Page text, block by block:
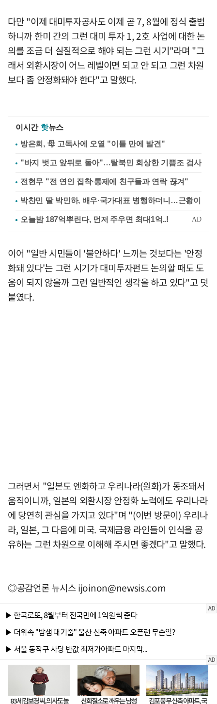
다만 "이제 대미투자공사도 이제 곧 7, 8월에 정식 출범
하니까 한미 간의 그런 대미 투자 1, 2호 사업에 대한 논
의를 조금 더 실질적으로 해야 되는 그런 시기"라며 "그
래서 외환시장이 어느 레벨이면 되고 안 되고 그런 차원
보다 좀 안정화돼야 한다"고 말했다.
이시간 핫뉴스
방은희, 母 고독사에 오열 "이틀 만에 발견"
"바지 벗고 앞뒤로 돌아"…탈북민 회상한 기쁨조 검사
전현무 "전 연인 집착·통제에 친구들과 연락 끊겨"
박찬민 딸 박민하, 배우·국가대표 병행하더니…근황이
이어 "일반 시민들이 '불안하다' 느끼는 것보다는 '안정
화돼 있다'는 그런 시기가 대미투자펀드 논의할 때도 도
움이 되지 않을까 그런 일반적인 생각을 하고 있다"고 덧
붙였다.
그러면서 "일본도 엔화하고 우리나라(원화)가 동조돼서
움직이니까, 일본의 외환시장 안정화 노력에도 우리나라
에 당연히 관심을 가지고 있다"며 "(이번 방문이) 우리나
라, 일본, 그 다음에 미국. 국제금융 라인들이 인식을 공
유하는 그런 차원으로 이해해 주시면 좋겠다"고 말했다.
◎공감언론 뉴시스ijoinon@newsis.com